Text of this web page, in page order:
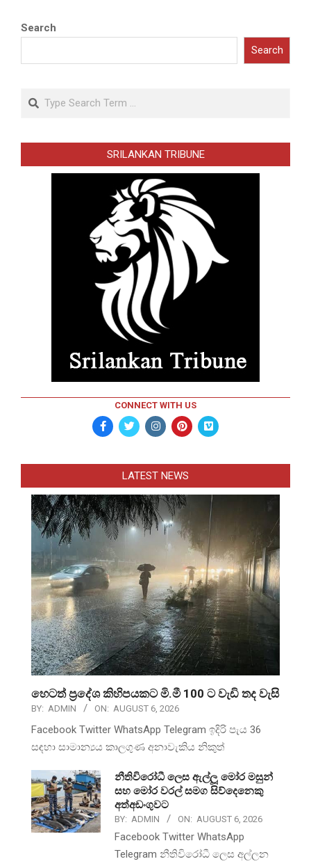
Search
Search
Search
SRILANKAN TRIBUNE
CONNECT WITH US
LATEST NEWS
හෙටත් ප්‍රදේශ කිහිපයකට මි.මී 100 ට වැඩි තද වැසි
BY: ADMIN ON: AUGUST 6, 2026
Facebook Twitter WhatsApp Telegram ඉදිරි පැය 36
සඳහා සාමාන්‍යය කාලගුණ අනාවැකිය නිකුත්
නීතිවිරෝධී ලෙස ඇල්ලූ මෝර මසුන්
සහ මෝර වරල් සමග සිව්දෙනෙකු
අත්අඩංගුවට
BY: ADMIN ON: AUGUST 6, 2026
Facebook Twitter WhatsApp
Telegram නීතිවිරෝධී ලෙස අල්ලන